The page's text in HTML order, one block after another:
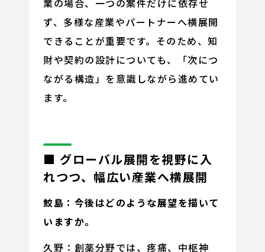
業の場合、一つの案件だけに依存せ
ず、多様な産業やパートナーへ横展開
できることが重要です。そのため、知
財や契約の設計についても、「次につ
ながる構造」を意識しながら進めてい
ます。
■ グローバル展開を視野に入
れつつ、幅広い産業へ横展開
鮫島：今後はどのような展望を描いて
いますか。
久野：創薬分野では、疼痛、中枢神